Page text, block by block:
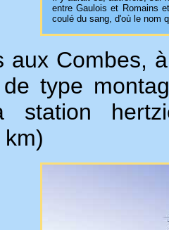
entre Gaulois et Romains
coulé du sang, d'où le nom
aux Combes,
type
station